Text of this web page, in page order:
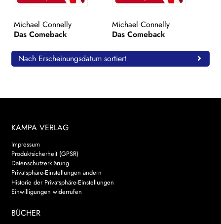
Search:
Michael Connelly
Das Comeback
Michael Connelly
Das Comeback
Nach Erscheinungsdatum sortiert
KAMPA VERLAG
Impressum
Produktsicherheit (GPSR)
Datenschutzerklärung
Privatsphäre-Einstellungen ändern
Historie der Privatsphäre-Einstellungen
Einwilligungen widerrufen
BÜCHER